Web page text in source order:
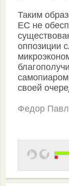
Таким
ЕС не
оппозиции
своей
Федор